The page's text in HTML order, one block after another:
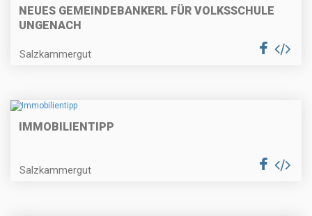
NEUES GEMEINDEBANKERL FÜR VOLKSSCHULE
UNGENACH
Salzkammergut
IMMOBILIENTIPP
Salzkammergut